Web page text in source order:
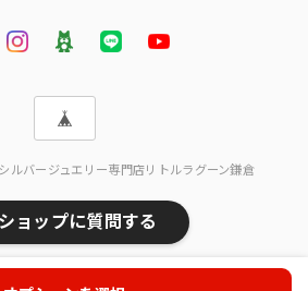
ルバージュエリー専門店リトルラグーン鎌倉
ショップに質問する